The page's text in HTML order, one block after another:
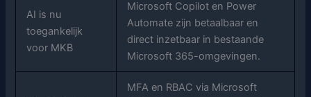
AI is nu
toegankelijk
voor MKB
Microsoft Copilot en Power
Automate zijn betaalbaar en
direct inzetbaar in bestaande
Microsoft 365-omgevingen.
MFA en RBAC via Microsoft